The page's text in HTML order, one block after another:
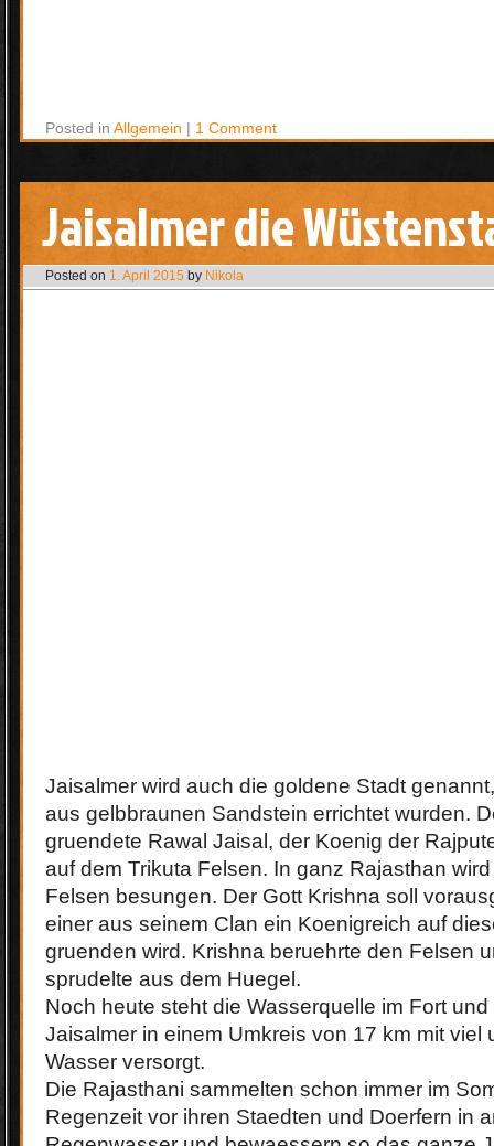
Posted in Allgemein | 1 Comment
Jaisalmer die
Posted on 1. April 2015 by Nikola
Jaisalmer wird auch die goldene Stadt
aus gelbbraunen Sandstein errichtet wurden.
gruendete Rawal Jaisal, der Koenig der
auf dem Trikuta Felsen. In ganz Rajasthan
Felsen besungen. Der Gott Krishna soll
einer aus seinem Clan ein Koenigreich auf
gruenden wird. Krishna beruehrte den Felsen
sprudelte aus dem Huegel.
Noch heute steht die Wasserquelle im Fort
Jaisalmer in einem Umkreis von 17 km mit viel
Wasser versorgt.
Die Rajasthani sammelten schon immer im
Regenzeit vor ihren Staedten und Doerfern in